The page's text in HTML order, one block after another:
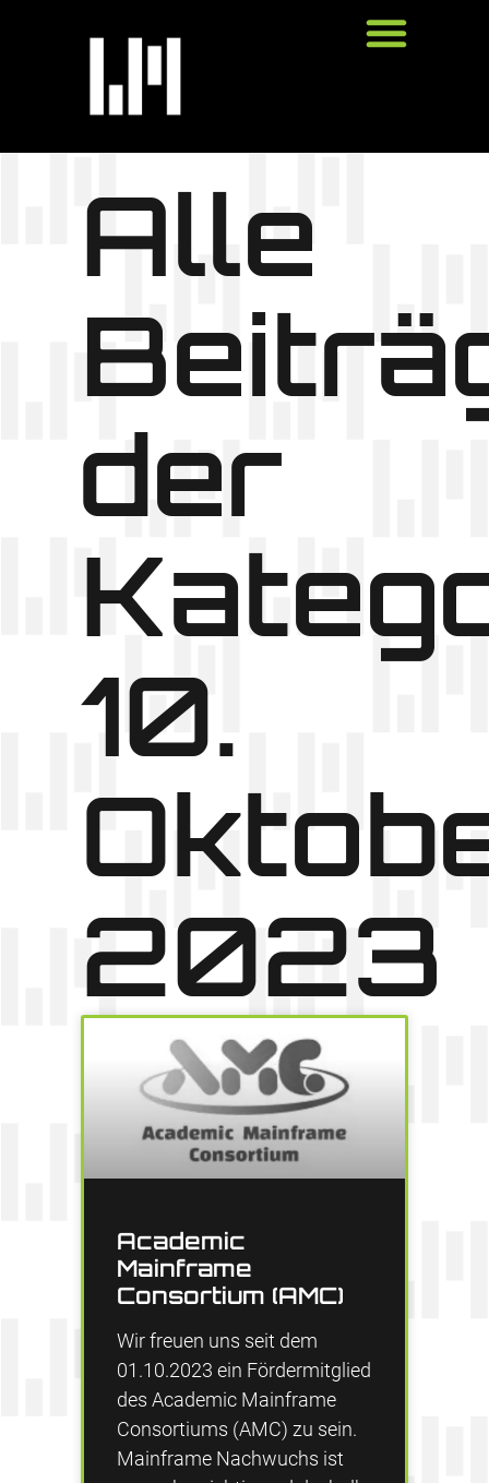
Alle
der
10.
2023
Academic
Mainframe
Consortium (AMC)
Wir freuen uns seit dem
01.10.2023 ein Fördermitglied
des Academic Mainframe
Consortiums (AMC) zu sein.
Mainframe Nachwuchs ist